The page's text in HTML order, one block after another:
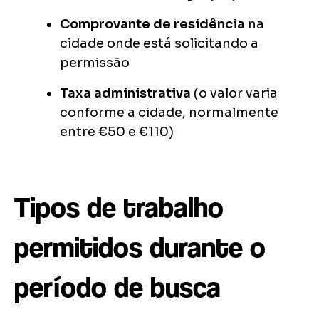
Comprovante de residência na
cidade onde está solicitando a
permissão
Taxa administrativa (o valor varia
conforme a cidade, normalmente
entre €50 e €110)
Tipos de trabalho
permitidos durante o
período de busca